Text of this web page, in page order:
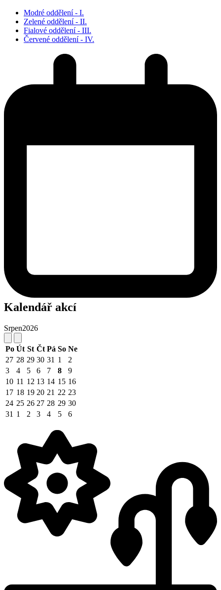
Modré oddělení - I.
Zelené oddělení - II.
Fialové oddělení - III.
Červené oddělení - IV.
Kalendář akcí
Srpen2026
Po Út St Čt Pá So Ne
27 28 29 30 31 1
2
3
4 5 6 7 8
9
10 11 12 13 14 15 16
17 18 19 20 21 22 23
24 25 26 27 28 29 30
31 1 2 3 4 5 6